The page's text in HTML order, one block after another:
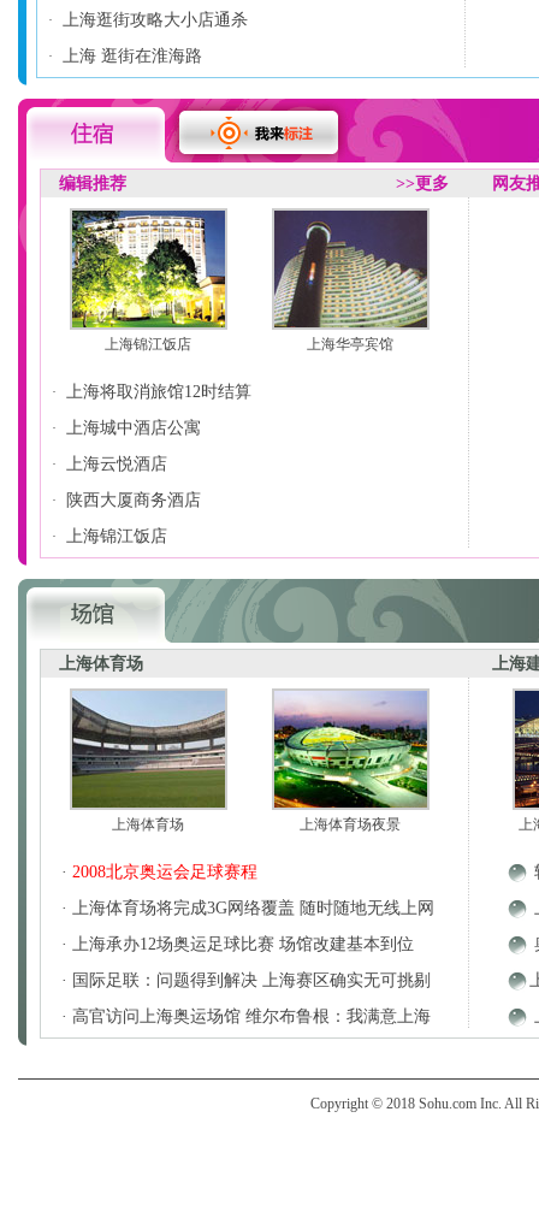
· 上海逛街攻略大小店通杀
· 上海 逛街在淮海路
编辑推荐 >>更多 网友
上海锦江饭店 上海华亭宾馆
· 上海将取消旅馆12时结算
· 上海城中酒店公寓
· 上海云悦酒店
· 陕西大厦商务酒店
· 上海锦江饭店
上海体育场 上海
上海体育场 上海体育场夜景
· 2008北京奥运会足球赛程
· 上海体育场将完成3G网络覆盖 随时随地无线上网
· 上海承办12场奥运足球比赛 场馆改建基本到位
· 国际足联：问题得到解决 上海赛区确实无可挑剔
· 高官访问上海奥运场馆 维尔布鲁根：我满意上海
上
Copyright © 2018 Sohu.com Inc. All